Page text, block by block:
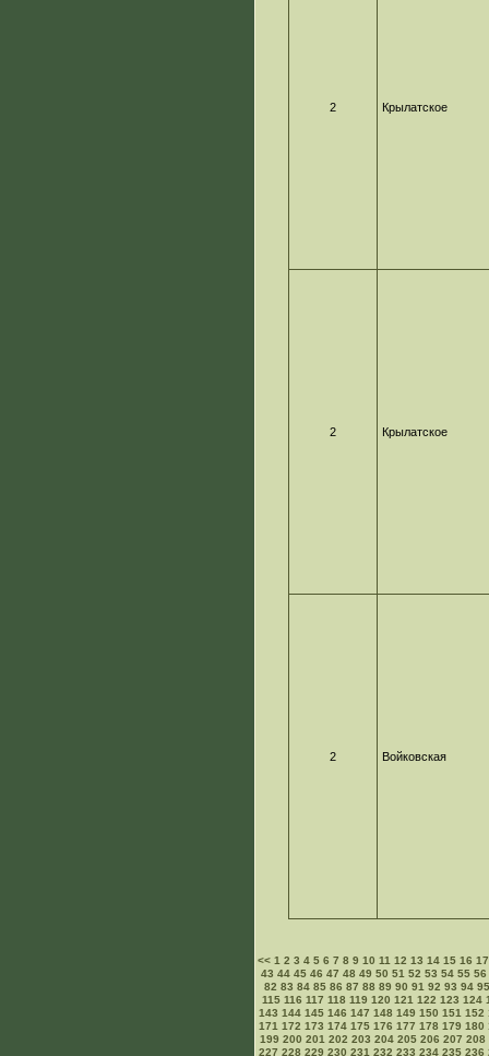
2 Крылатское
2 Крылатское
2 Войковская
<<1 2 3 4 5 6 7 8 9 10 11 12 13 14 15 16 17
43 44 45 46 47 48 49 50 51 52 53 54 55 56
82 83 84 85 86 87 88 89 90 91 92 93 94 95
115 116 117 118 119 120 121 122 123 124
143 144 145 146 147 148 149 150 151 152
171 172 173 174 175 176 177 178 179 180
199 200 201 202 203 204 205 206 207 208
227 228 229 230 231 232 233 234 235 236